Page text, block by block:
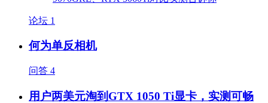
论坛 1
何为单反相机
问答 4
用户两美元淘到GTX 1050 Ti显卡，实测可畅